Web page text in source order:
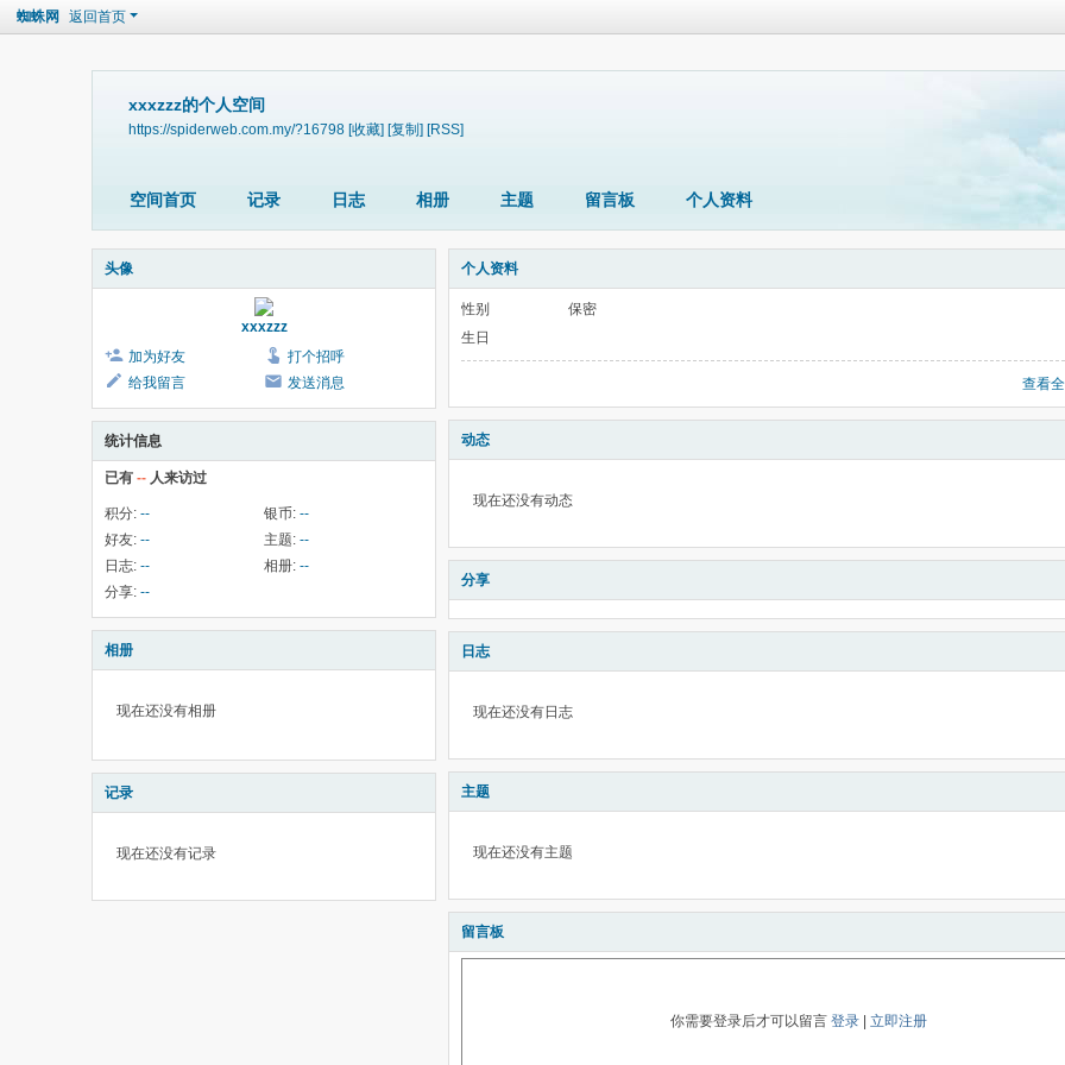
蜘蛛网 返回首页
xxxzzz的个人空间
https://spiderweb.com.my/?16798 [收藏] [复制] [RSS]
空间首页 记录 日志 相册 主题 留言板 个人资料
头像
xxxzzz
加为好友
打个招呼
给我留言
发送消息
统计信息
已有 -- 人来访过
积分: -- 银币: --
好友: -- 主题: --
日志: -- 相册: --
分享: --
相册
现在还没有相册
记录
现在还没有记录
个人资料
性别
保密
生日
查看
动态
现在还没有动态
分享
日志
现在还没有日志
主题
现在还没有主题
留言板
你需要登录后才可以留言 登录 立即注册